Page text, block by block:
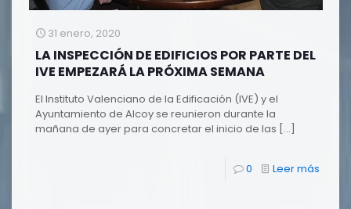
31 enero, 2020
LA INSPECCIÓN DE EDIFICIOS POR PARTE DEL
IVE EMPEZARÁ LA PRÓXIMA SEMANA
El Instituto Valenciano de la Edificación (IVE) y el
Ayuntamiento de Alcoy se reunieron durante la
mañana de ayer para concretar el inicio de las […]
0 Leer más